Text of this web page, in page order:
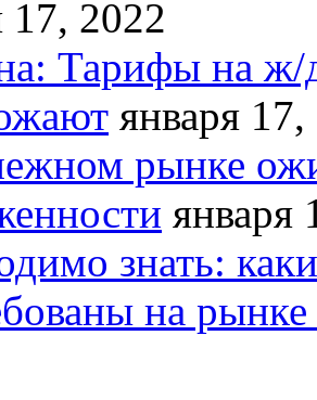
17, 2022
Тарифы на ж/
января
рынке
января
знать:
на